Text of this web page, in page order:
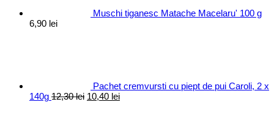
Muschi tiganesc Matache Macelaru' 100 g
6,90 lei
Pachet cremvursti cu piept de pui Caroli, 2 x
140g 12,30lei Prețul
10,40 leiPrețul